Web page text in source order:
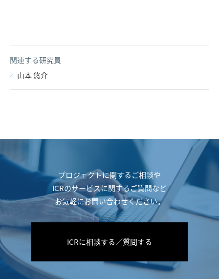
関連する研究員
山本 悠介
プロジェクトに関するご相談や
ICRのサービスに関するご質問など
お気軽にお問い合わせください。
ICRに相談する／質問する